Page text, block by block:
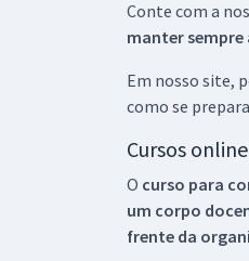
Conte com a
manter sempre
Em nosso site,
como se
Cursos
O curso para
um corpo
frente da